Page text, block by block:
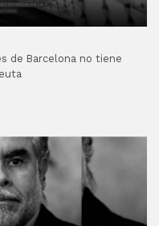
de Barcelona no tiene